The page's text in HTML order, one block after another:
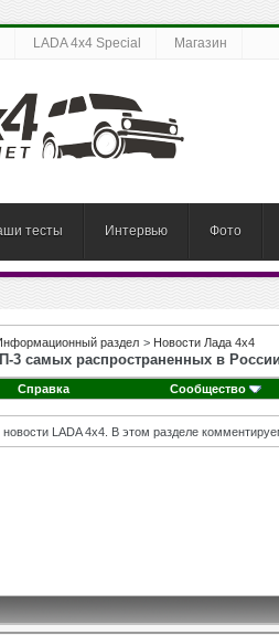
LADA 4x4 Special Магазин
тесты Интервью Фото
раздел > Новости Лада 4х4
3 самых распространенных в
Справка Сообщество
LADA 4x4. В этом разделе